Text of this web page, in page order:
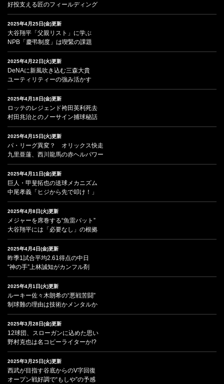
好投支える匠のフィールディング
2025年4月25日(金)更新
大谷翔平「父親リスト」に学ぶ
NPB「慶弔制度」は喫緊の課題
2025年4月22日(火)更新
DeNAに新風吹き込む三森大貴
ユーティリティーの強み活かす
2025年4月18日(金)更新
ロッテのレジェンド袴田英利死去
村田兆治とのノーサイン捕球秘話
2025年4月15日(火)更新
パ・リーグ異変？ オリックス快走
九里亜蓮、西川龍馬の赤ヘルパワー
2025年4月11日(金)更新
巨人・甲斐拓也の送球メカニズム
中尾孝義「ヒジから先で叩け！」
2025年4月8日(火)更新
メジャーを席巻する“魚雷バット”
大谷翔平には「必要なし」の根拠
2025年4月4日(金)更新
昨季1試合平均2.61得点の中日
“神の手”上林誠知がカンフル剤
2025年4月1日(火)更新
ルーキー佐々木朗希の“悪戦苦闘”
制球難の理由は技術かメンタルか
2025年3月28日(金)更新
12球団、スローガンに込めた思い
野村克也は名コピーライターか!?
2025年3月25日(火)更新
西武が目指す谷底からのV字回復
オープン戦好調で“もしや”の予感